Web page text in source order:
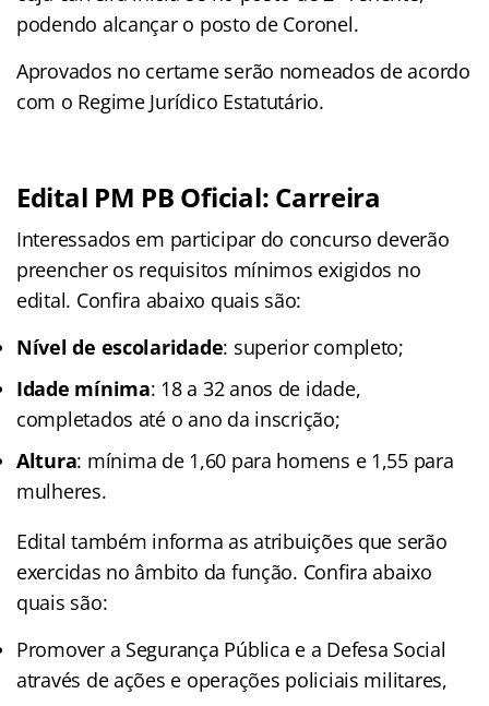
podendo alcançar o posto de Coronel.
Aprovados no certame serão nomeados de acordo
com o Regime Jurídico Estatutário.
Edital PM PB Oficial: Carreira
Interessados em participar do concurso deverão
preencher os requisitos mínimos exigidos no
edital. Confira abaixo quais são:
Nível de escolaridade: superior completo;
Idade mínima: 18 a 32 anos de idade,
completados até o ano da inscrição;
Altura: mínima de 1,60 para homens e 1,55 para
mulheres.
Edital também informa as atribuições que serão
exercidas no âmbito da função. Confira abaixo
quais são:
Promover a Segurança Pública e a Defesa Social
através de ações e operações policiais militares,